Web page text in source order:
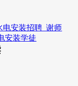
电安装招聘_谢师
安装学徒